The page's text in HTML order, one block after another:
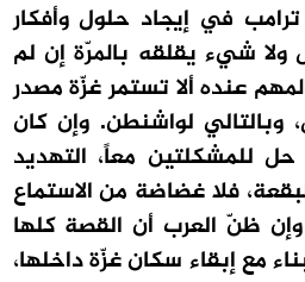
في إيجاد حلول وأفكار
ولا شيء يقلقه بالمرّة إن لم
المهم عنده ألا تستمر غزّة مصدر
وبالتالي لواشنطن. وإن كان
للمشكلتين معاً، التهديد
فلا غضاضة من الاستماع
ظنّ العرب أن القصة كلها
مع إبقاء سكان غزّة داخلها،